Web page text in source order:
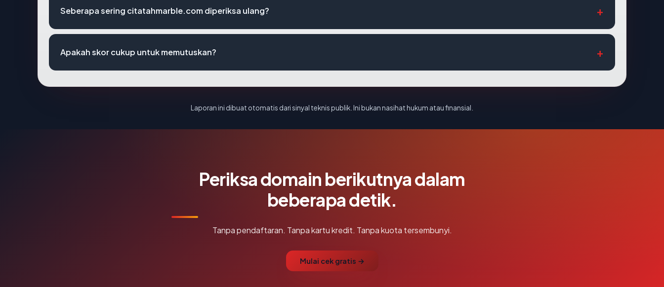
Seberapa sering citatahmarble.com diperiksa ulang?
Apakah skor cukup untuk memutuskan?
Laporan ini dibuat otomatis dari sinyal teknis publik. Ini bukan nasihat hukum atau finansial.
Periksa domain berikutnya dalam
beberapa detik.
Tanpa pendaftaran. Tanpa kartu kredit. Tanpa kuota tersembunyi.
Mulai cek gratis →